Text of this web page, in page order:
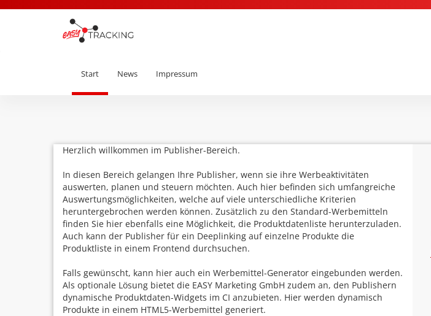
Start News Impressum
Herzlich willkommen im Publisher-Bereich.
In diesen Bereich gelangen Ihre Publisher, wenn sie ihre Werbeaktivitäten
auswerten, planen und steuern möchten. Auch hier befinden sich umfangreiche
Auswertungsmöglichkeiten, welche auf viele unterschiedliche Kriterien
heruntergebrochen werden können. Zusätzlich zu den Standard-Werbemitteln
finden Sie hier ebenfalls eine Möglichkeit, die Produktdatenliste herunterzuladen.
Auch kann der Publisher für ein Deeplinking auf einzelne Produkte die
Produktliste in einem Frontend durchsuchen.
Falls gewünscht, kann hier auch ein Werbemittel-Generator eingebunden werden.
Als optionale Lösung bietet die EASY Marketing GmbH zudem an, den Publishern
dynamische Produktdaten-Widgets im CI anzubieten. Hier werden dynamisch
Produkte in einem HTML5-Werbemittel generiert.